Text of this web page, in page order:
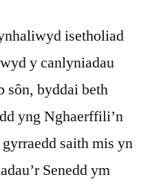
isetholiad
y canlyniadau
sôn, byddai beth
yng Nghaerffili’n
saith mis yn
Senedd ym